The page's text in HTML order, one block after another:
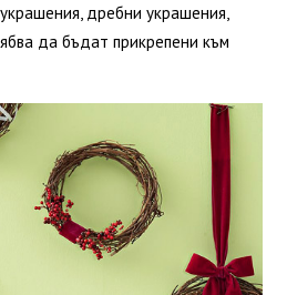
дребни украшения,
да бъдат прикрепени към